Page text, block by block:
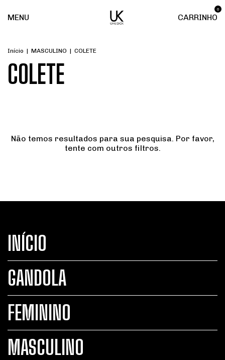
MENU CARRINHO
0
Início | MASCULINO | COLETE
COLETE
Não temos resultados para sua pesquisa. Por favor,
tente com outros filtros.
INÍCIO
GANDOLA
FEMININO
MASCULINO